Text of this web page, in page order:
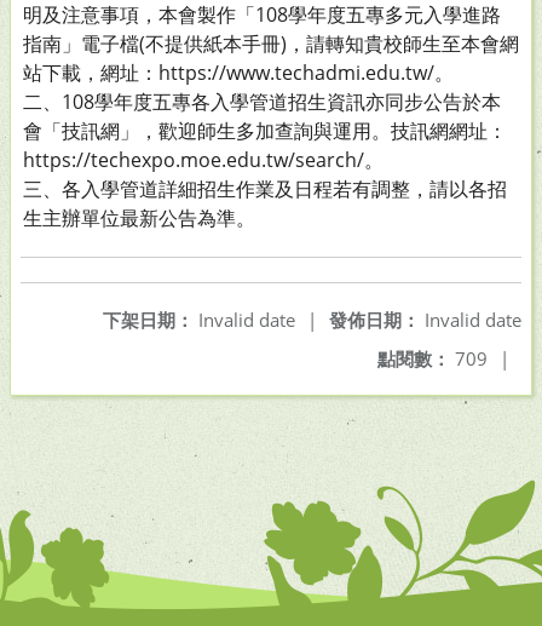
明及注意事項，本會製作「108學年度五專多元入學進路
指南」電子檔(不提供紙本手冊)，請轉知貴校師生至本會網
站下載，網址：https://www.techadmi.edu.tw/。
二、108學年度五專各入學管道招生資訊亦同步公告於本
會「技訊網」，歡迎師生多加查詢與運用。技訊網網址：
https://techexpo.moe.edu.tw/search/。
三、各入學管道詳細招生作業及日程若有調整，請以各招
生主辦單位最新公告為準。
發佈日期： Invalid date
下架日期： Invalid date
|
點閱數： 709 |